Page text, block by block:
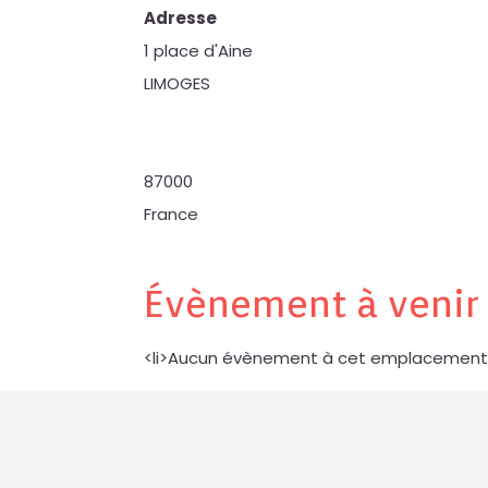
Adresse
1 place d'Aine
LIMOGES
87000
France
Évènement à venir
<li>Aucun évènement à cet